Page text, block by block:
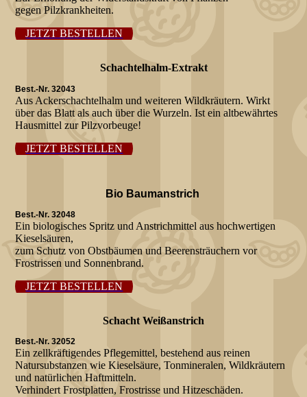
gegen Pilzkrankheiten.
JETZT BESTELLEN
Schachtelhalm-Extrakt
Best.-Nr. 32043
Aus Ackerschachtelhalm und weiteren Wildkräutern. Wirkt
über das Blatt als auch über die Wurzeln. Ist ein altbewährtes
Hausmittel zur Pilzvorbeuge!
JETZT BESTELLEN
Bio Baumanstrich
Best.-Nr. 32048
Ein biologisches Spritz und Anstrichmittel aus hochwertigen
Kieselsäuren,
zum Schutz von Obstbäumen und Beerensträuchern vor
Frostrissen und Sonnenbrand.
JETZT BESTELLEN
Schacht Weißanstrich
Best.-Nr. 32052
Ein zellkräftigendes Pflegemittel, bestehend aus reinen
Natursubstanzen wie Kieselsäure, Tonmineralen, Wildkräutern
und natürlichen Haftmitteln.
Verhindert Frostplatten, Frostrisse und Hitzeschäden.